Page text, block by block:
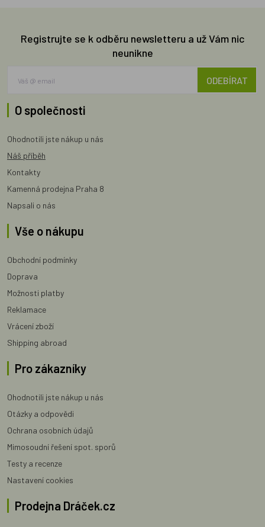
Registrujte se k odběru newsletteru a už Vám nic
neunikne
ODEBÍRAT
O společnosti
Ohodnotili jste nákup u nás
Náš příběh
Kontakty
Kamenná prodejna Praha 8
Napsali o nás
Vše o nákupu
Obchodní podmínky
Doprava
Možnosti platby
Reklamace
Vrácení zboží
Shipping abroad
Pro zákazníky
Ohodnotili jste nákup u nás
Otázky a odpovědi
Ochrana osobních údajů
Mimosoudní řešení spot. sporů
Testy a recenze
Nastavení cookies
Prodejna Dráček.cz